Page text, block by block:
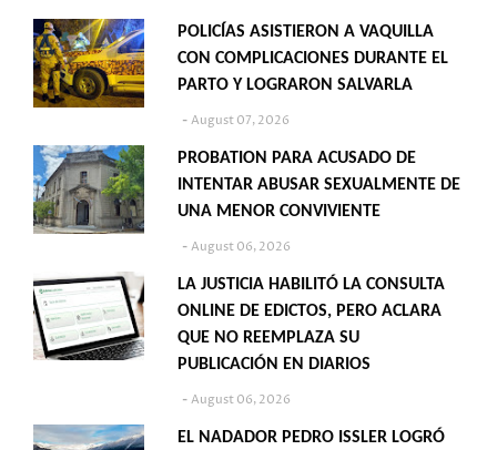
POLICÍAS ASISTIERON A VAQUILLA
CON COMPLICACIONES DURANTE EL
PARTO Y LOGRARON SALVARLA
August 07, 2026
PROBATION PARA ACUSADO DE
INTENTAR ABUSAR SEXUALMENTE DE
UNA MENOR CONVIVIENTE
August 06, 2026
LA JUSTICIA HABILITÓ LA CONSULTA
ONLINE DE EDICTOS, PERO ACLARA
QUE NO REEMPLAZA SU
PUBLICACIÓN EN DIARIOS
August 06, 2026
EL NADADOR PEDRO ISSLER LOGRÓ